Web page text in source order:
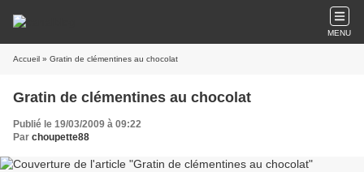
MENU
Accueil » Gratin de clémentines au chocolat
Gratin de clémentines au chocolat
Publié le 19/03/2009 à 09:22
Par choupette88